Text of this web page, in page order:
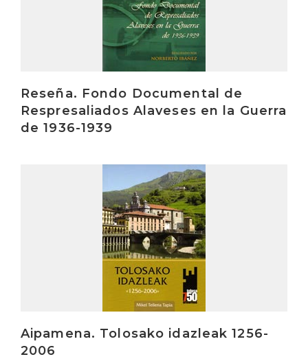
Reseña. Fondo Documental de
Respresaliados Alaveses en la Guerra
de 1936-1939
Aipamena. Tolosako idazleak 1256-
2006